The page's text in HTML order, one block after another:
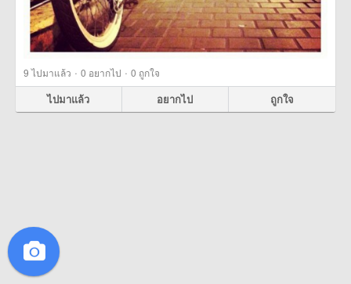
9ไปมาแล้ว · 0 อยากไป · 0 ถูกใจ
ไปมาแล้ว อยากไป ถูกใจ